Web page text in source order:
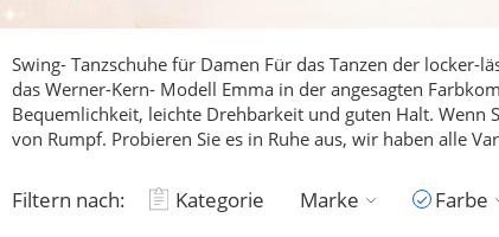
Swing- Tanzschuhe für Damen Für das Tanzen der locker-
das Werner-Kern- Modell Emma in der angesagten
Bequemlichkeit, leichte Drehbarkeit und guten Halt. Wenn
von Rumpf. Probieren Sie es in Ruhe aus, wir haben alle
Filtern nach: Kategorie Marke Farbe